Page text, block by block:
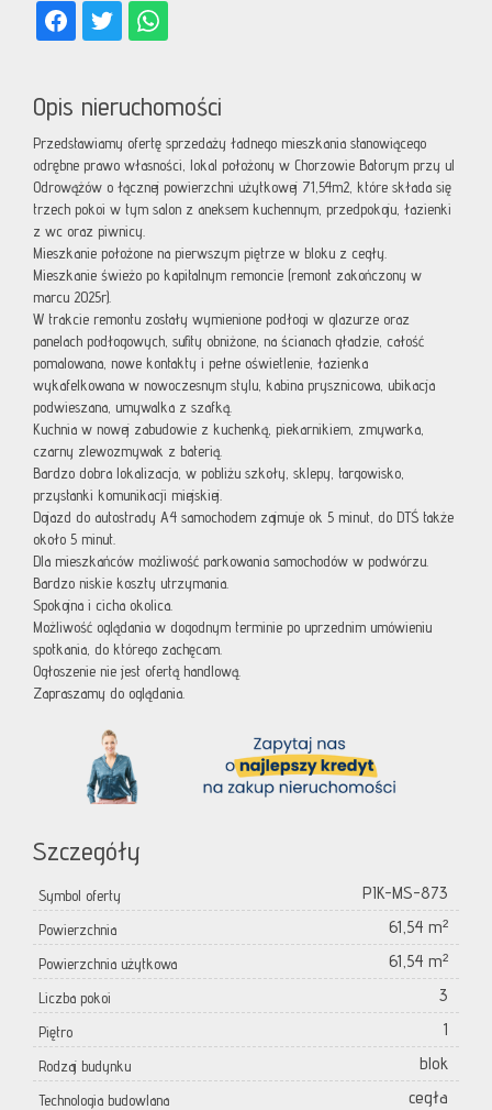
Opis nieruchomości
Przedstawiamy ofertę sprzedaży ładnego mieszkania stanowiącego
odrębne prawo własności, lokal położony w Chorzowie Batorym przy ul
Odrowążów o łącznej powierzchni użytkowej 71,54m2, które składa się
trzech pokoi w tym salon z aneksem kuchennym, przedpokoju, łazienki
z wc oraz piwnicy.
Mieszkanie położone na pierwszym piętrze w bloku z cegły.
Mieszkanie świeżo po kapitalnym remoncie (remont zakończony w
marcu 2025r).
W trakcie remontu zostały wymienione podłogi w glazurze oraz
panelach podłogowych, sufity obniżone, na ścianach gładzie, całość
pomalowana, nowe kontakty i pełne oświetlenie, łazienka
wykafelkowana w nowoczesnym stylu, kabina prysznicowa, ubikacja
podwieszana, umywalka z szafką.
Kuchnia w nowej zabudowie z kuchenką, piekarnikiem, zmywarka,
czarny zlewozmywak z baterią.
Bardzo dobra lokalizacja, w pobliżu szkoły, sklepy, targowisko,
przystanki komunikacji miejskiej.
Dojazd do autostrady A4 samochodem zajmuje ok 5 minut, do DTŚ także
około 5 minut.
Dla mieszkańców możliwość parkowania samochodów w podwórzu.
Bardzo niskie koszty utrzymania.
Spokojna i cicha okolica.
Możliwość oglądania w dogodnym terminie po uprzednim umówieniu
spotkania, do którego zachęcam.
Ogłoszenie nie jest ofertą handlową.
Zapraszamy do oglądania.
Szczegóły
Symbol oferty PIK-MS-873
Powierzchnia 61,54 m²
Powierzchnia użytkowa 61,54 m²
Liczba pokoi 3
Piętro 1
Rodzaj budynku blok
Technologia budowlana cegła